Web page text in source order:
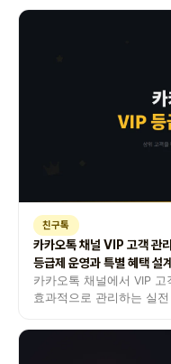
친구톡
카카오톡 채널 VIP 고객 관
등급제 운영과 특별 혜택 설계
카카오톡 채널에서 VIP
효과적으로 관리하는 실